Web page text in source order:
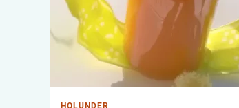
HOLUNDER